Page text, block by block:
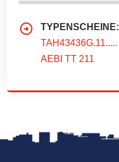
TYPENSCHEINE:
TAH43436G.11.....
AEBI TT 211